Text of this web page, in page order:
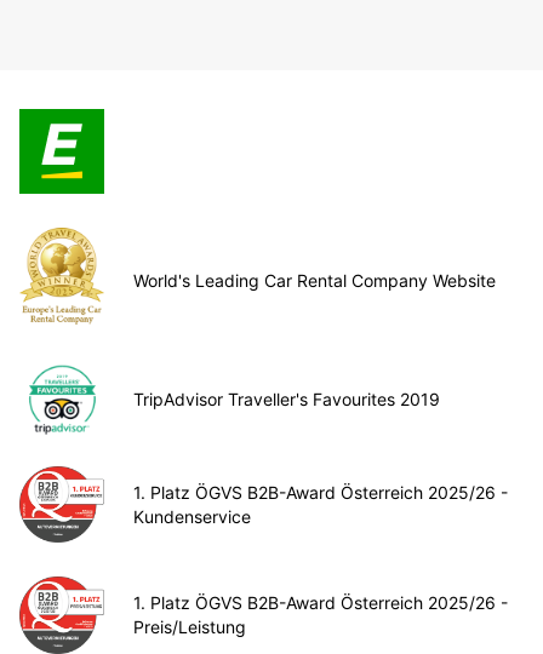
World's Leading Car Rental Company Website
TripAdvisor Traveller's Favourites 2019
1. Platz ÖGVS B2B-Award Österreich 2025/26 -
Kundenservice
1. Platz ÖGVS B2B-Award Österreich 2025/26 -
Preis/Leistung